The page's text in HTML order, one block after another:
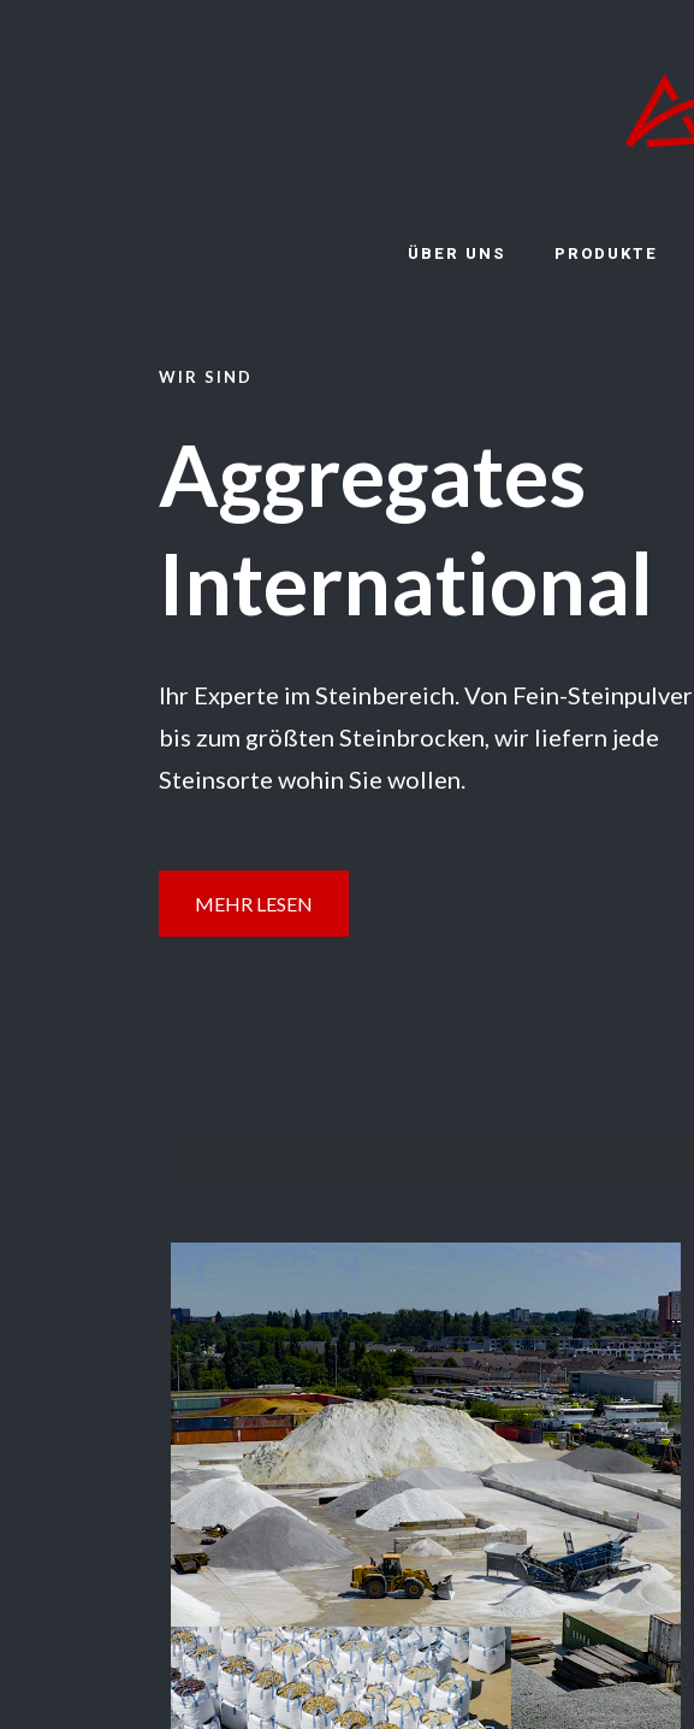
ÜBER UNS PRODUKTE
Aggregates
International
WIR SIND
Ihr Experte im Steinbereich. Von Fein-Steinpulver
bis zum größten Steinbrocken, wir liefern jede
Steinsorte wohin Sie wollen.
MEHR LESEN